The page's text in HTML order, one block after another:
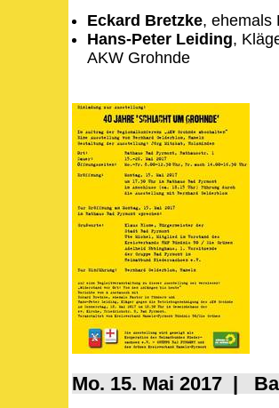
Eckard Bretzke, ehemals
Hans-Peter Leiding,
AKW Grohnde
Mo. 15. Mai 2017 |